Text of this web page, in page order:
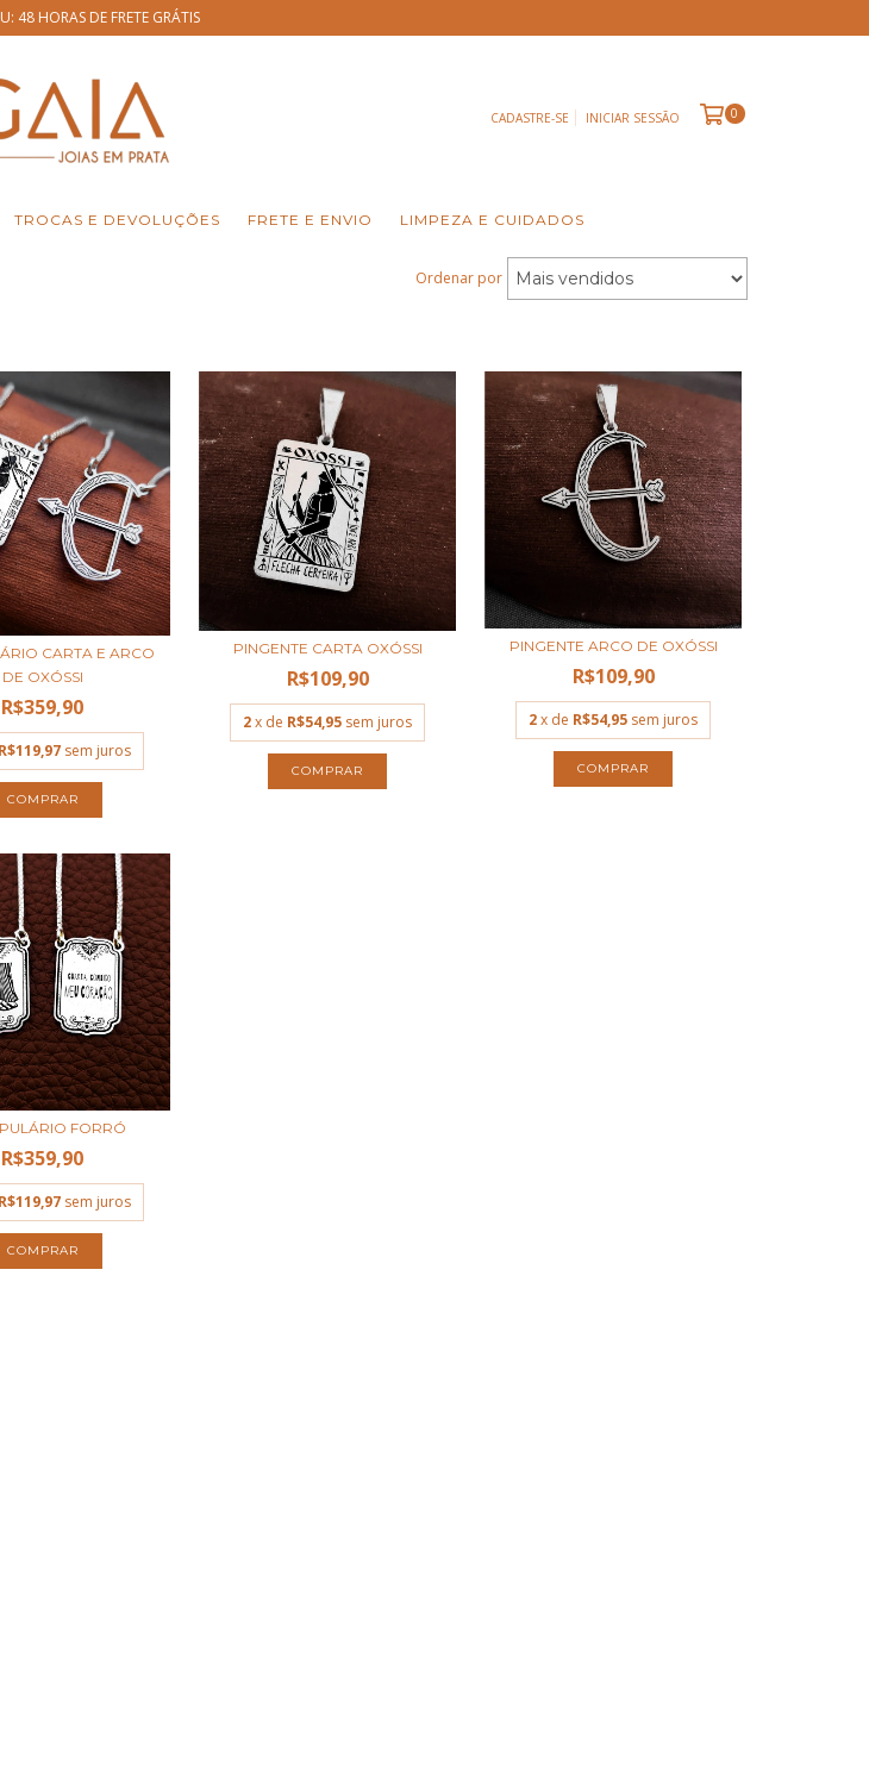
48 HORAS DE FRETE GRÁTIS
CADASTRE-SE INICIAR SESSÃO 0
TROCAS E DEVOLUÇÕES FRETE E ENVIO LIMPEZA E CUIDADOS
Ordenar por
CARTA E ARCO
DE OXÓSSI
R$359,90
R$119,97 sem juros
PINGENTE CARTA OXÓSSI
R$109,90
2x de R$54,95 sem juros
PINGENTE ARCO DE OXÓSSI
R$109,90
2x de R$54,95 sem juros
FORRÓ
R$359,90
R$119,97 sem juros